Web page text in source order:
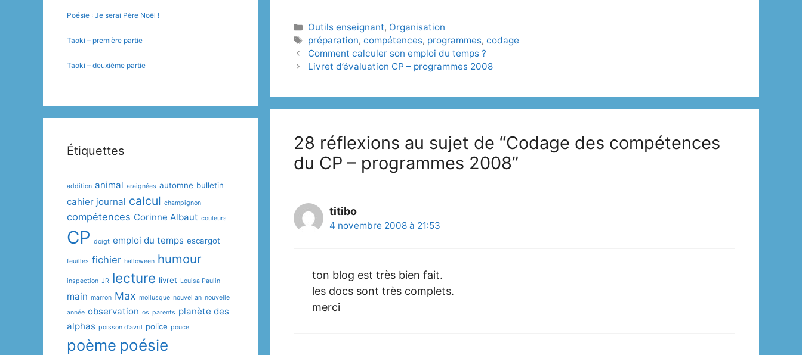
Catégories
Outils enseignant, Organisation
Étiquettes
préparation,compétences, programmes,codage
Comment calculer son emploi du temps ?
Livret d’évaluation CP – programmes 2008
28 réflexions au sujet de “Codage des compétences
du CP – programmes 2008”
titibo
4 novembre 2008 à 21:53
ton blog est très bien fait.
les docs sont très complets.
merci
Poésie : Je serai Père Noël !
Taoki – première partie
Taoki – deuxième partie
Étiquettes
addition animal araignées automne bulletin
cahier journal calcul champignon
compétences Corinne Albaut couleurs
CP doigt emploi du temps escargot
feuilles fichier halloween humour
inspection JR lecture livret Louisa Paulin
main marron Max mollusque nouvel an nouvelle
année observation os parents planète des
alphas poisson d'avril police pouce
poème poésie